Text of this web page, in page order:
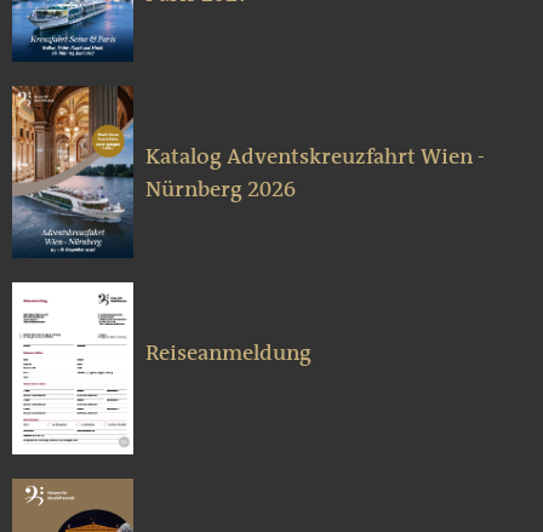
Katalog Adventskreuzfahrt Wien -
Nürnberg 2026
Reiseanmeldung